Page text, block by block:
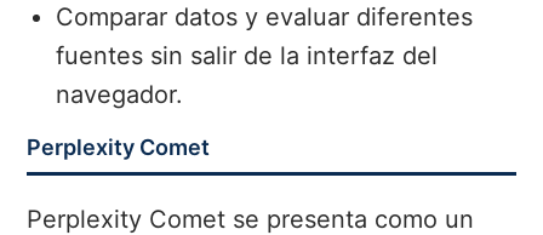
Comparar datos y evaluar diferentes
fuentes sin salir de la interfaz del
navegador.
Perplexity Comet
Perplexity Comet se presenta como un